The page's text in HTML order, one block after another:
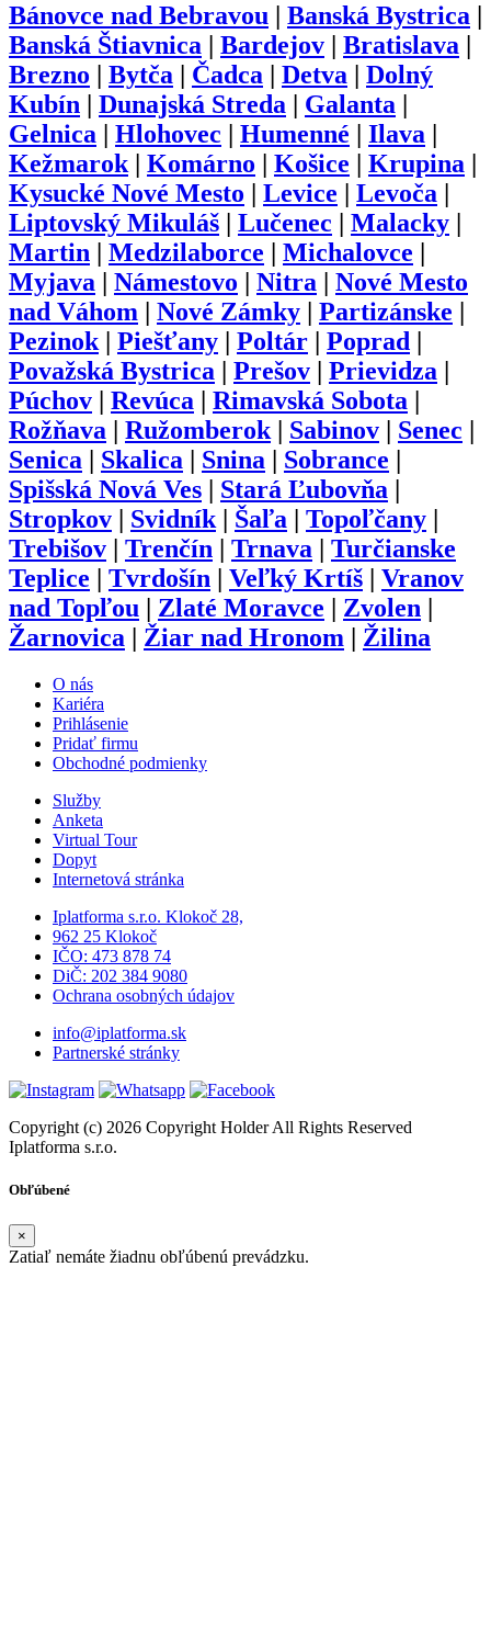
Bánovce nad Bebravou Banská Bystrica
Banská Štiavnica
Bardejov Bratislava
Brezno
Bytča Čadca Detva
Dolný
Kubín
Dunajská Streda Galanta
Gelnica
Hlohovec Humenné Ilava
Kežmarok| Komárno Košice Krupina
Kysucké Nové Mesto
Levice Levoča
Liptovský Mikuláš
Lučenec Malacky
Martin
Medzilaborce Michalovce
Myjava
Námestovo Nitra
Nové Mesto
nad Váhom
Nové Zámky Partizánske
Pezinok| Piešťany Poltár Poprad
Považská Bystrica
Prešov Prievidza
Púchov
Revúca Rimavská Sobota
Rožňava
Ružomberok| Sabinov Senec
Senica
Skalica Snina Sobrance
Spišská Nová Ves
Stará Ľubovňa
Stropkov
Svidník| Šaľa Topoľčany
Trebišov
Trenčín Trnava
Turčianske
Teplice
Tvrdošín Veľký Krtíš
Vranov
nad Topľou
Zlaté Moravce Zvolen
Žarnovica
Žiar nad Hronom Žilina
O nás
Kariéra
Prihlásenie
Pridať firmu
Obchodné podmienky
Služby
Anketa
Virtual Tour
Dopyt
Internetová stránka
Iplatforma s.r.o. Klokoč 28,
962 25 Klokoč
IČO: 473 878 74
DiČ: 202 384 9080
Ochrana osobných údajov
info@iplatforma.sk
Partnerské stránky
Copyright (c) 2026 Copyright Holder All Rights Reserved
Iplatforma s.r.o.
Obľúbené
×
Zatiaľ nemáte žiadnu obľúbenú prevádzku.